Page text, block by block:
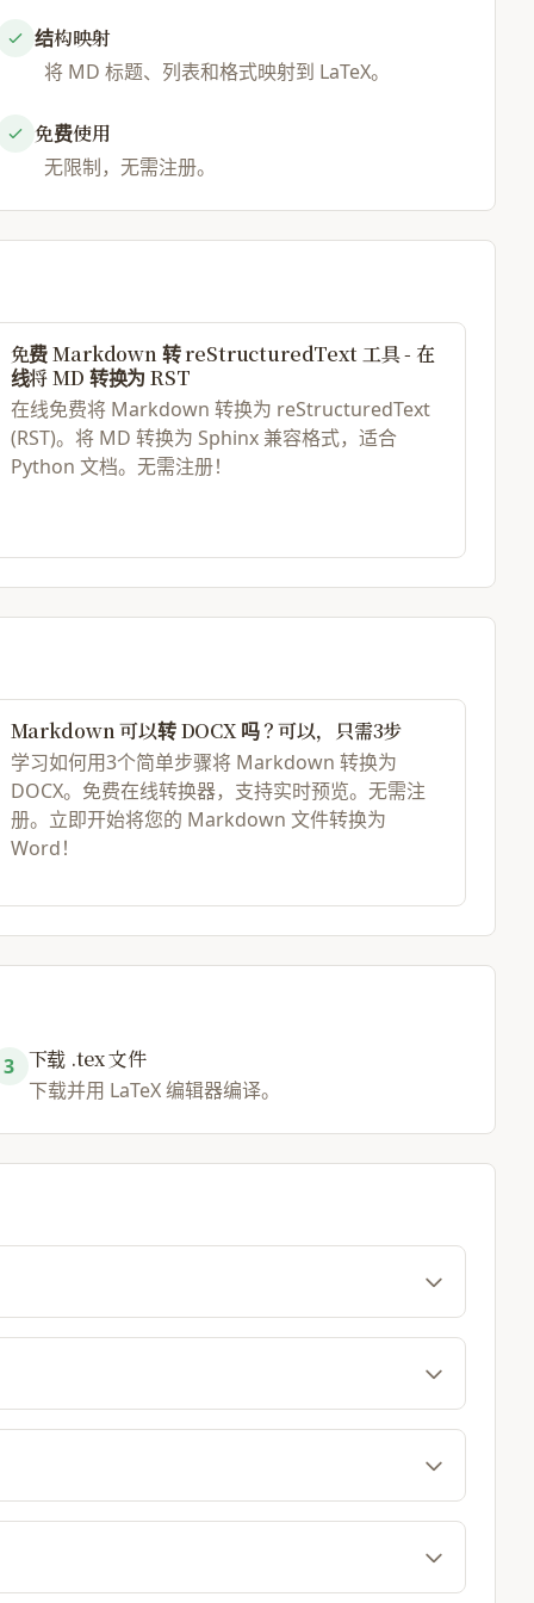
\textbf{LaTeX} \\
\\
\\
}} & \texttt{\textbf{}} \\
}} & \texttt{\textit{}} \\
}` & \texttt{\texttt{}} \\
& \texttt{lstlisting} 环境 \\
\\
环境 \\
学术风格章节的完整示例：
等比数列求和}
级数收敛：
a + ar + ar^2 + \cdots$，则 $rS = ar + ar^2
结构映射
将 MD 标题、列表和格式映射到 LaTeX。
免费使用
无限制，无需注册。
免费 Markdown 转 reStructuredText 工具 - 在
线将 MD 转换为 RST
在线免费将 Markdown 转换为 reStructuredText
(RST)。将 MD 转换为 Sphinx 兼容格式，适合
Python 文档。无需注册！
Markdown 可以转 DOCX 吗？可以，只需3步
学习如何用3个简单步骤将 Markdown 转换为
DOCX。免费在线转换器，支持实时预览。无需注
册。立即开始将您的 Markdown 文件转换为
Word！
3 下载 .tex 文件
下载并用 LaTeX 编辑器编译。